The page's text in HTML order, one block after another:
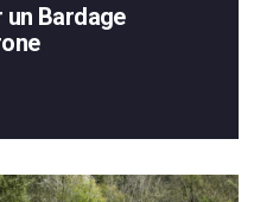
un Bardage